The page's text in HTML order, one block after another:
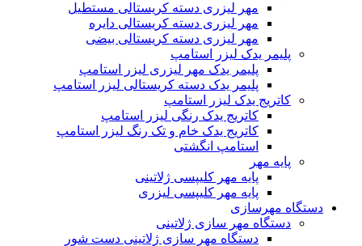
مهر لیزری دسته کریستالی مستطیل
مهر لیزری دسته کریستالی دایره
مهر لیزری دسته کریستالی بیضی
پلیمر یدک لیزر استامپ
پلیمر یدک مهر لیزری لیزر استامپ
پلیمر یدک دسته کریستالی لیزر استامپ
کاتریج یدک لیزر استامپ
کاتریج یدک رنگی لیزر استامپ
کاتریج یدک خام و تک رنگ لیزر استامپ
استامپ انگشتی
پایه مهر
پایه مهر کلیپسی ژلاتینی
پایه مهر کلیپسی لیزری
دستگاه مهرسازی
دستگاه مهر سازی ژلاتینی
دستگاه مهر سازی ژلاتینی دست شور